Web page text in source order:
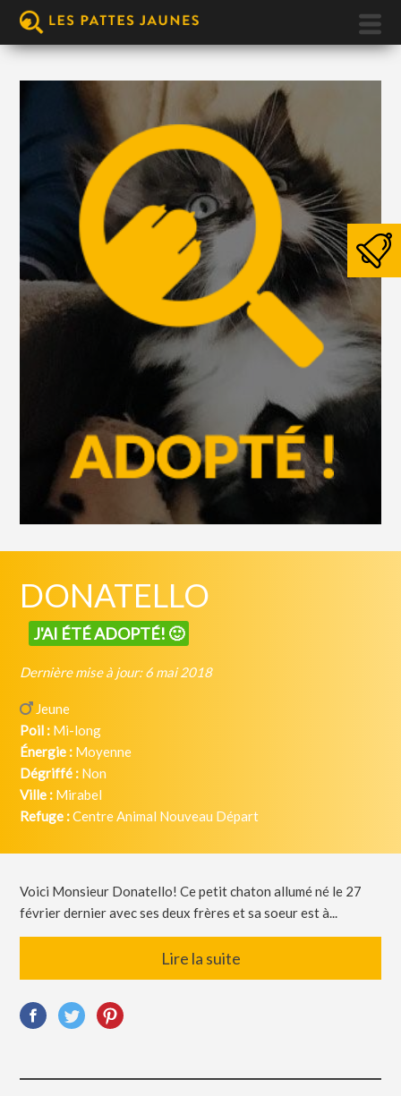
DONATELLO
J'AI ÉTÉ ADOPTÉ! 🙂
Dernière mise à jour: 6 mai 2018
Jeune
Poil : Mi-long
Énergie : Moyenne
Dégriffé : Non
Ville : Mirabel
Refuge :Centre Animal Nouveau Départ
Voici Monsieur Donatello! Ce petit chaton allumé né le 27
février dernier avec ses deux frères et sa soeur est à...
Lire la suite